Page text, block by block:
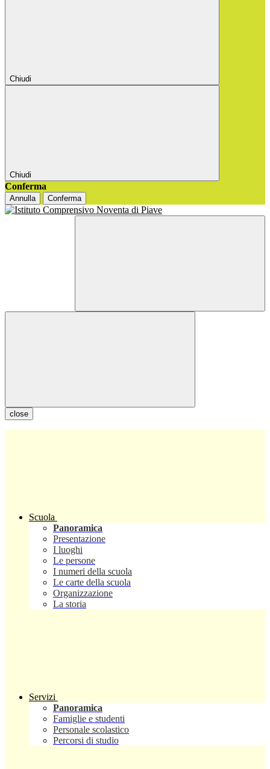
Chiudi
Chiudi
Conferma
Annulla Conferma
close
Scuola
Panoramica
Presentazione
I luoghi
Le persone
I numeri della scuola
Le carte della scuola
Organizzazione
La storia
Servizi
Panoramica
Famiglie e studenti
Personale scolastico
Percorsi di studio